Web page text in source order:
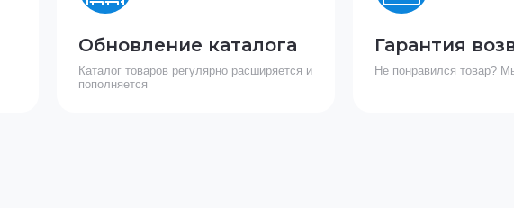
Обновление каталога
Каталог товаров регулярно расширяется и
пополняется
Гарантия
Не понравился товар?